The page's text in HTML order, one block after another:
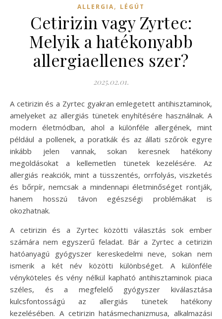
ALLERGIA, LÉGÚT
Cetirizin vagy Zyrtec:
Melyik a hatékonyabb
allergiaellenes szer?
2025.02.01.
A cetirizin és a Zyrtec gyakran emlegetett antihisztaminok,
amelyeket az allergiás tünetek enyhítésére használnak. A
modern életmódban, ahol a különféle allergének, mint
például a pollenek, a poratkák és az állati szőrök egyre
inkább jelen vannak, sokan keresnek hatékony
megoldásokat a kellemetlen tünetek kezelésére. Az
allergiás reakciók, mint a tüsszentés, orrfolyás, viszketés
és bőrpír, nemcsak a mindennapi életminőséget rontják,
hanem hosszú távon egészségi problémákat is
okozhatnak.
A cetirizin és a Zyrtec közötti választás sok ember
számára nem egyszerű feladat. Bár a Zyrtec a cetirizin
hatóanyagú gyógyszer kereskedelmi neve, sokan nem
ismerik a két név közötti különbséget. A különféle
vényköteles és vény nélkül kapható antihisztaminok piaca
széles, és a megfelelő gyógyszer kiválasztása
kulcsfontosságú az allergiás tünetek hatékony
kezelésében. A cetirizin hatásmechanizmusa, alkalmazási